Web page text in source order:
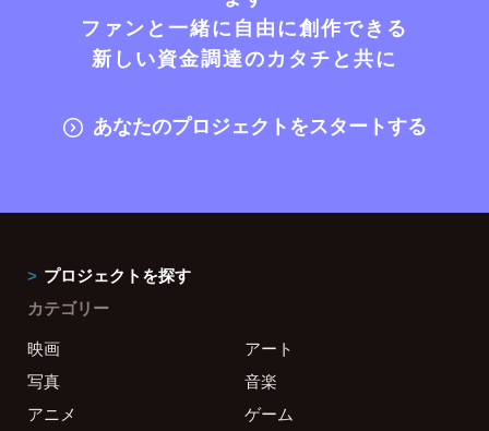
ファンと一緒に自由に創作できる
新しい資金調達のカタチと共に
あなたのプロジェクトをスタートする
プロジェクトを探す
カテゴリー
映画
アート
写真
音楽
アニメ
ゲーム